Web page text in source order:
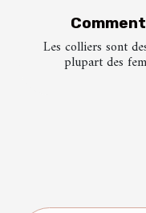
Les colliers sont
plupart des